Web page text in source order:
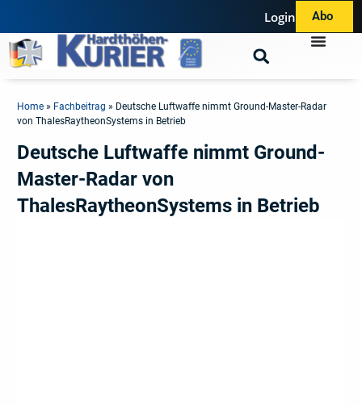
Login Abo
Home » Fachbeitrag » Deutsche Luftwaffe nimmt Ground-Master-Radar
von ThalesRaytheonSystems in Betrieb
Deutsche Luftwaffe nimmt Ground-
Master-Radar von
ThalesRaytheonSystems in Betrieb